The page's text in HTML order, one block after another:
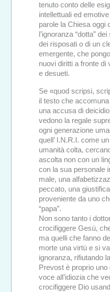
tenuto conto delle
intellettuali ed
parole la Chiesa oggi
l’ignoranza “dotta”
dei risposati o di un
emergente, che
nuovi diritti a fronte
e desueti.
Se «quod scripsi,
il testo che
una accusa di
vedono la regale
ogni generazione
quell’ I.N.R.I. come
umanità colta,
ascolta non con un
con la sua personale
male, una
peccato, una
proveniente da uno
“papa”.
Non sono tanto i
crocifiggere Gesù,
ma quelli che fanno
morte una virtù e si
ignoranza, rifiutando
Prevost è proprio
voce all’idiozia che
crocifiggere Dio